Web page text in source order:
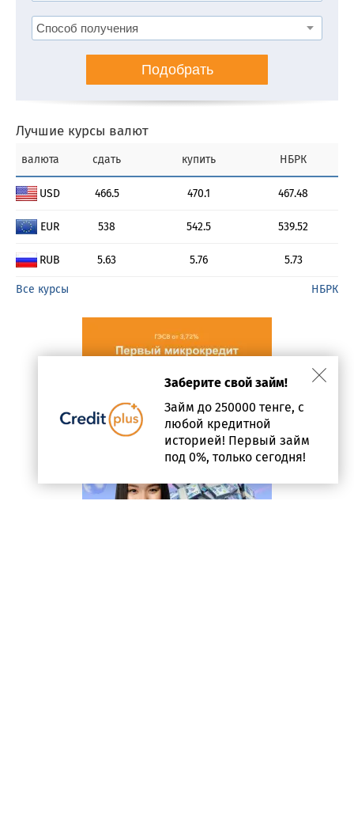
Подобрать
Лучшие курсы валют
валюта сдать купить НБРК
USD 466.5 470.1 467.48
EUR 538 542.5 539.52
RUB 5.63 5.76 5.73
Все курсы НБРК
Заберите свой займ!
Займ до 250000 тенге, с
любой кредитной
историей! Первый займ
под 0%, только сегодня!